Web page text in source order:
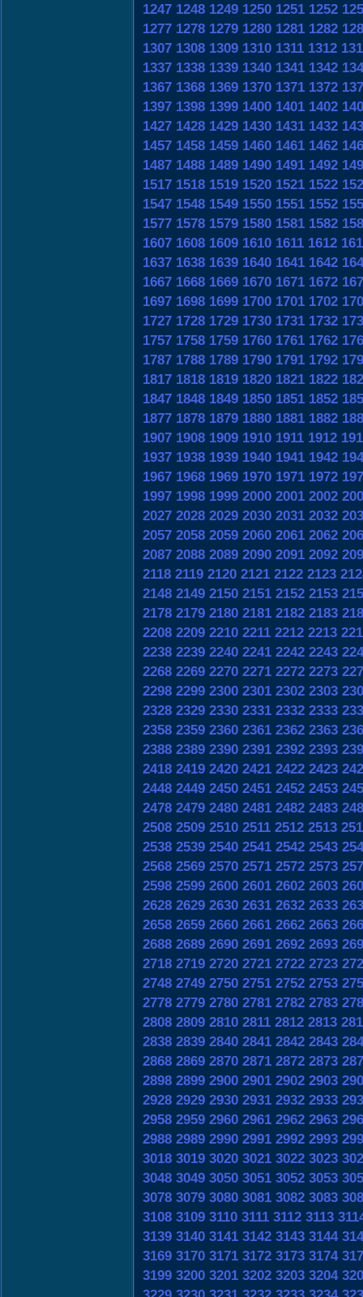
1247 1248 1249 1250 1251 1252
1277 1278 1279 1280 1281 1282
1307 1308 1309 1310 1311 1312
1337 1338 1339 1340 1341 1342
1367 1368 1369 1370 1371 1372
1397 1398 1399 1400 1401 1402
1427 1428 1429 1430 1431 1432
1457 1458 1459 1460 1461 1462
1487 1488 1489 1490 1491 1492
1517 1518 1519 1520 1521 1522
1547 1548 1549 1550 1551 1552
1577 1578 1579 1580 1581 1582
1607 1608 1609 1610 1611 1612
1637 1638 1639 1640 1641 1642
1667 1668 1669 1670 1671 1672
1697 1698 1699 1700 1701 1702
1727 1728 1729 1730 1731 1732
1757 1758 1759 1760 1761 1762
1787 1788 1789 1790 1791 1792
1817 1818 1819 1820 1821 1822
1847 1848 1849 1850 1851 1852
1877 1878 1879 1880 1881 1882
1907 1908 1909 1910 1911 1912
1937 1938 1939 1940 1941 1942
1967 1968 1969 1970 1971 1972
1997 1998 1999 2000 2001 2002
2027 2028 2029 2030 2031 2032
2057 2058 2059 2060 2061 2062
2087 2088 2089 2090 2091 2092
2118 2119 2120 2121 2122 2123
2148 2149 2150 2151 2152 2153
2178 2179 2180 2181 2182 2183
2208 2209 2210 2211 2212 2213
2238 2239 2240 2241 2242 2243
2268 2269 2270 2271 2272 2273
2298 2299 2300 2301 2302 2303
2328 2329 2330 2331 2332 2333
2358 2359 2360 2361 2362 2363
2388 2389 2390 2391 2392 2393
2418 2419 2420 2421 2422 2423
2448 2449 2450 2451 2452 2453
2478 2479 2480 2481 2482 2483
2508 2509 2510 2511 2512 2513
2538 2539 2540 2541 2542 2543
2568 2569 2570 2571 2572 2573
2598 2599 2600 2601 2602 2603
2628 2629 2630 2631 2632 2633
2658 2659 2660 2661 2662 2663
2688 2689 2690 2691 2692 2693
2718 2719 2720 2721 2722 2723
2748 2749 2750 2751 2752 2753
2778 2779 2780 2781 2782 2783
2808 2809 2810 2811 2812 2813
2838 2839 2840 2841 2842 2843
2868 2869 2870 2871 2872 2873
2898 2899 2900 2901 2902 2903
2928 2929 2930 2931 2932 2933
2958 2959 2960 2961 2962 2963
2988 2989 2990 2991 2992 2993
3018 3019 3020 3021 3022 3023
3048 3049 3050 3051 3052 3053
3078 3079 3080 3081 3082 3083
3108 3109 3110 3111 3112 3113
3139 3140 3141 3142 3143 3144
3169 3170 3171 3172 3173 3174
3199 3200 3201 3202 3203 3204